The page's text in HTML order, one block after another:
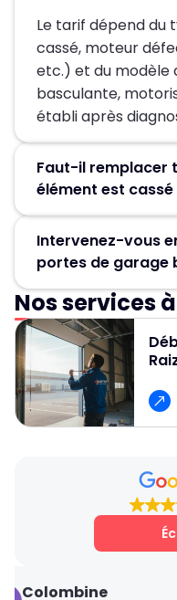
Le tarif dépend du
cassé, moteur
etc.) et du modèle
basculante,
établi après
Faut-il remplacer
élément est cassé
les pièces
câbles, rails) sont
d’éviter un
Intervenez-vous
portes de garage
Oui, un service
24h/24 et 7j/7
rapidement les
Nos services
Colombine